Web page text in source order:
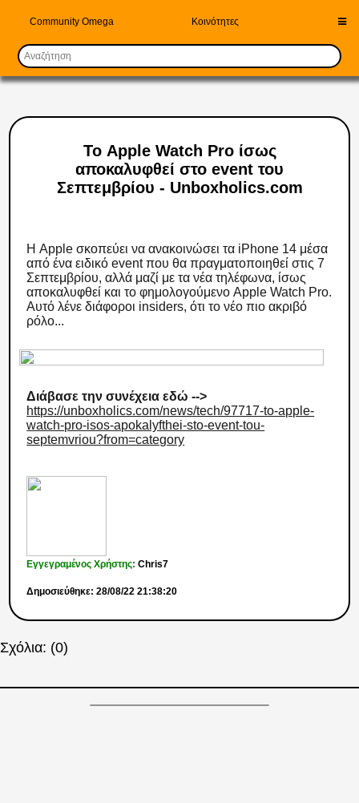
Community Omega Κοινότητες
Το Apple Watch Pro ίσως
αποκαλυφθεί στο event του
Σεπτεμβρίου - Unboxholics.com
Η Apple σκοπεύει να ανακοινώσει τα iPhone 14 μέσα
από ένα ειδικό event που θα πραγματοποιηθεί στις 7
Σεπτεμβρίου, αλλά μαζί με τα νέα τηλέφωνα, ίσως
αποκαλυφθεί και το φημολογούμενο Apple Watch Pro.
Αυτό λένε διάφοροι insiders, ότι το νέο πιο ακριβό
ρόλο...
Διάβασε την συνέχεια εδώ -->
https://unboxholics.com/news/tech/97717-to-apple-
watch-pro-isos-apokalyfthei-sto-event-tou-
septemvriou?from=category
Εγγεγραμένος Χρήστης:Chris7
Δημοσιεύθηκε: 28/08/22 21:38:20
Σχόλια: (0)